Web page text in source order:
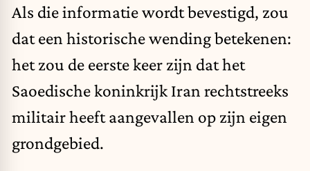
Als die informatie wordt bevestigd, zou
dat een historische wending betekenen:
het zou de eerste keer zijn dat het
Saoedische koninkrijk Iran rechtstreeks
militair heeft aangevallen op zijn eigen
grondgebied.